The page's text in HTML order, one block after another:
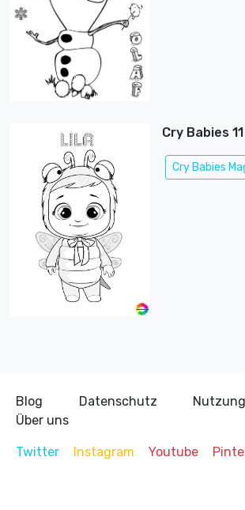
Cry Babies 11
Cry Babies
Blog Datenschutz
Über uns
Twitter Instagram Youtube